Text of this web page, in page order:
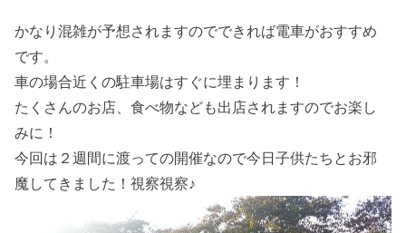
かなり混雑が予想されますのでできれば電車がおすすめ
です。
車の場合近くの駐車場はすぐに埋まります！
たくさんのお店、食べ物なども出店されますのでお楽し
みに！
今回は２週間に渡っての開催なので今日子供たちとお邪
魔してきました！視察視察♪